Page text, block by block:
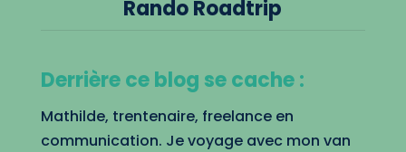
Rando Roadtrip
Derrière ce blog se cache :
Mathilde, trentenaire, freelance en
communication. Je voyage avec mon van